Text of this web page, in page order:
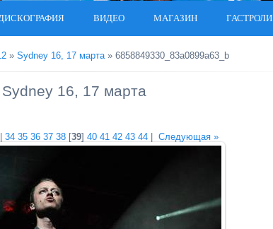
ВИДЕО МАГАЗИН ГАСТРОЛИ
» Sydney 16, 17 марта» 6858849330_83a0899a63_b
Sydney 16, 17 марта
34 35 36 37 38[39] 40 41 42 43 44| Следующая »